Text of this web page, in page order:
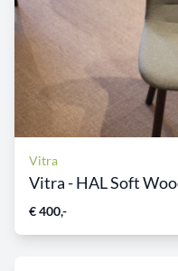
Vitra
Vitra - HAL Soft
€ 400,-